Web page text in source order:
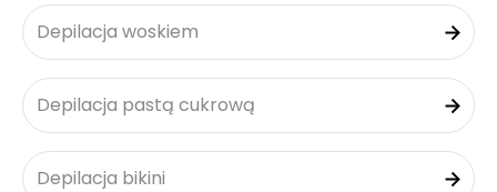
Depilacja woskiem
Depilacja pastą cukrową
Depilacja bikini